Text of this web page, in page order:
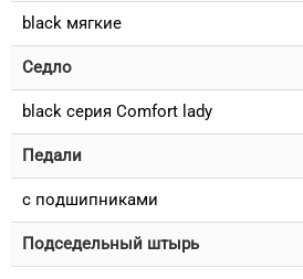
black мягкие
Седло
black серия Comfort lady
Педали
с подшипниками
Подседельный штырь